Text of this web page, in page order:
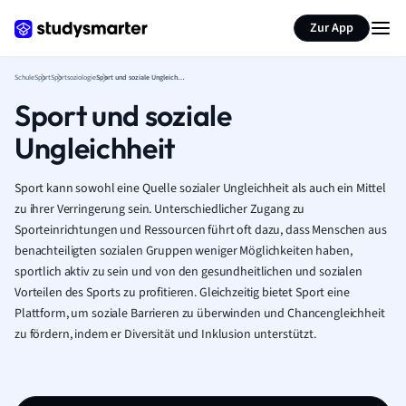
Zur App
SchuleSportSportsoziologie Sport und soziale Ungleichheit
Sport und soziale
Ungleichheit
Sport kann sowohl eine Quelle sozialer Ungleichheit als auch ein Mittel
zu ihrer Verringerung sein. Unterschiedlicher Zugang zu
Sporteinrichtungen und Ressourcen führt oft dazu, dass Menschen aus
benachteiligten sozialen Gruppen weniger Möglichkeiten haben,
sportlich aktiv zu sein und von den gesundheitlichen und sozialen
Vorteilen des Sports zu profitieren. Gleichzeitig bietet Sport eine
Plattform, um soziale Barrieren zu überwinden und Chancengleichheit
zu fördern, indem er Diversität und Inklusion unterstützt.
Seite zusammenfassen